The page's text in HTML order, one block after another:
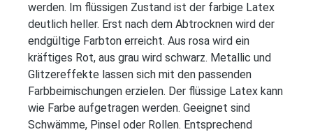
werden. Im flüssigen Zustand ist der farbige Latex
deutlich heller. Erst nach dem Abtrocknen wird der
endgültige Farbton erreicht. Aus rosa wird ein
kräftiges Rot, aus grau wird schwarz. Metallic und
Glitzereffekte lassen sich mit den passenden
Farbbeimischungen erzielen. Der flüssige Latex kann
wie Farbe aufgetragen werden. Geeignet sind
Schwämme, Pinsel oder Rollen. Entsprechend